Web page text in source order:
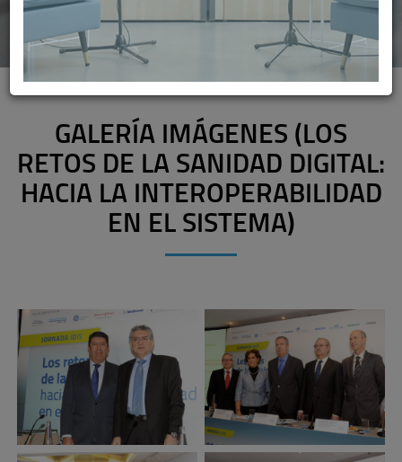
GALERÍA IMÁGENES (LOS
RETOS DE LA SANIDAD DIGITAL:
HACIA LA INTEROPERABILIDAD
EN EL SISTEMA)